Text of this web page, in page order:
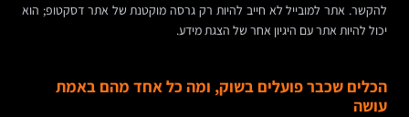
להקשר. אתר למובייל לא חייב להיות רק גרסה מוקטנת של אתר דסקטופ; הוא
יכול להיות אתר עם היגיון אחר של הצגת מידע.
הכלים שכבר פועלים בשוק, ומה כל אחד מהם באמת
עושה